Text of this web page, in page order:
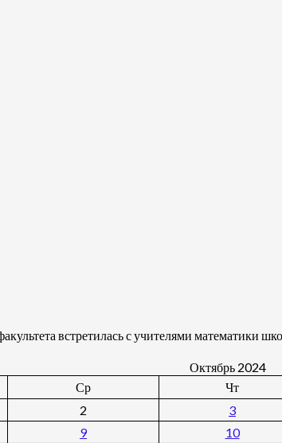
встретилась с учителями математики
Октябрь 2024
Ср Чт
2 3
9 10